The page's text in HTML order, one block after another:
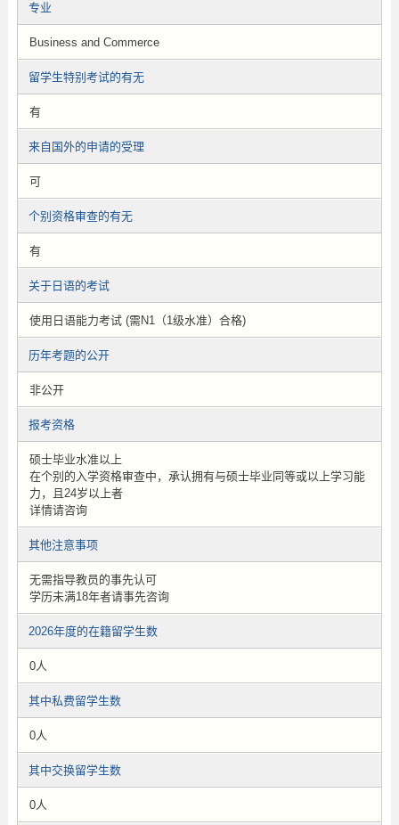
专业
Business and Commerce
留学生特别考试的有无
有
来自国外的申请的受理
可
个别资格审查的有无
有
关于日语的考试
使用日语能力考试 (需N1（1级水准）合格)
历年考题的公开
非公开
报考资格
硕士毕业水准以上
在个别的入学资格审查中，承认拥有与硕士毕业同等或以上学习能
力，且24岁以上者
详情请咨询
其他注意事项
无需指导教员的事先认可
学历未满18年者请事先咨询
2026年度的在籍留学生数
0人
其中私费留学生数
0人
其中交换留学生数
0人